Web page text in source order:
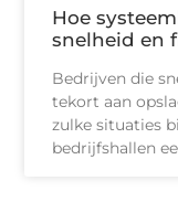
Hoe
snelheid en
Bedrijven die
tekort aan
zulke situaties
bedrijfshallen